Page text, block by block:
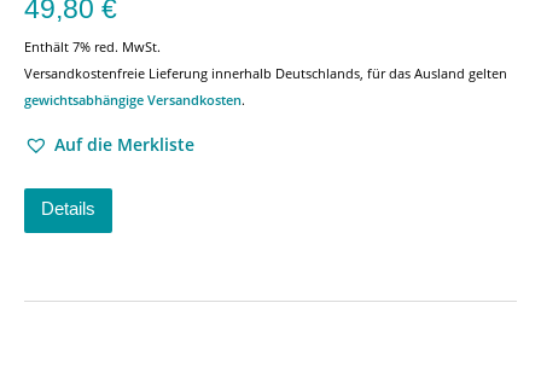
49,80 €
Enthält 7% red. MwSt.
Versandkostenfreie Lieferung innerhalb Deutschlands, für das Ausland gelten
gewichtsabhängige Versandkosten.
Auf die Merkliste
Details